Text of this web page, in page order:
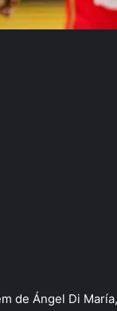
de Ángel Di